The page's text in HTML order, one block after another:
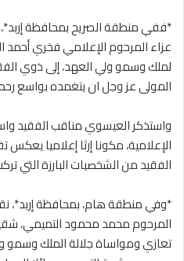
*ففي منطقة الصريح بمحافظة إربد*،
عزاء المرحوم الإعلامي فخري أحمد
لملك وسمو ولي العهد، إلى ذوي
المولى عز وجل ان يتغمده بواسع
واستذكر العيسوي مناقب الفقيد
الإعلامية، مكونا إرثا إعلاميا
الفقيد من الشخصيات البارزة التي
*وفي منطقة هام، بمحافظة إربد*،
المرحوم محمد محمود التميمي،
تعازي ومواساة جلالة الملك وسمو